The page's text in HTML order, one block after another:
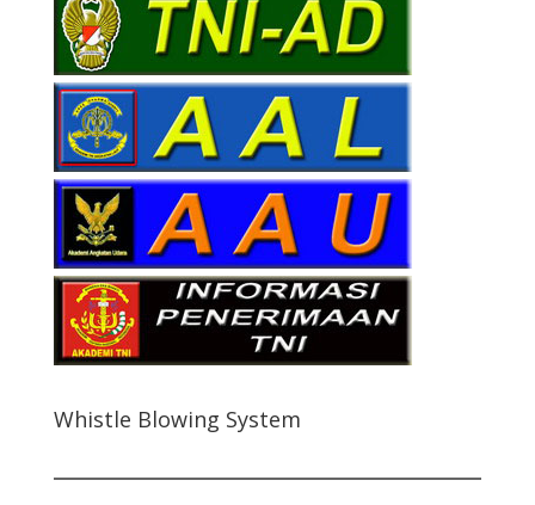
Whistle Blowing System